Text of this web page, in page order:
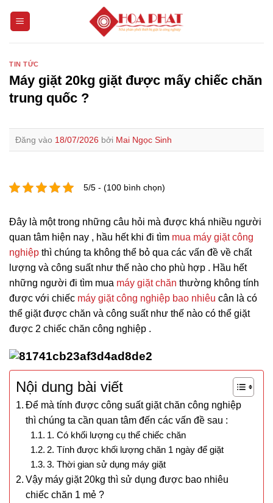
TIN TỨC
Máy giặt 20kg giặt được mấy chiếc chăn
trung quốc ?
Đăng vào 18/07/2026 bởi Mai Ngọc Sinh
5/5 - (100 bình chọn)
Đây là một trong những câu hỏi mà được khá nhiều người
quan tâm hiện nay , hầu hết khi đi tìm mua máy giặt công
nghiệp thì chúng ta không thể bỏ qua các vấn đề về chất
lượng và công suất như thế nào cho phù hợp . Hầu hết
những người đi tìm mua máy giặt chăn thường không tính
được với chiếc máy giặt công nghiệp bao nhiêu cân là có
thể giặt được chăn và công suất như thế nào có thể giặt
được 2 chiếc chăn công nghiệp .
Nội dung bài viết
Để mà tính được công suất giặt chăn công nghiệp
thì chúng ta cần quan tâm đến các vấn đề sau :
1. Có khối lượng cụ thể chiếc chăn
2. Tính được khối lượng chăn 1 ngày để giặt
3. Thời gian sử dụng máy giặt
Vậy máy giặt 20kg thì sử dụng được bao nhiêu
chiếc chăn 1 mẻ ?